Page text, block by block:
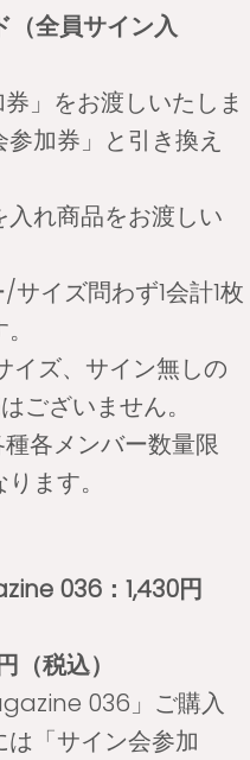
全員サイン入
」をお渡しいたしま
加券」と引き換え
れ商品をお渡しい
イズ問わず1会計1枚
ズ、サイン無しの
ございません。
各メンバー数量限
ます。
036：1,430円
（税込）
036」ご購入
「サイン会参加